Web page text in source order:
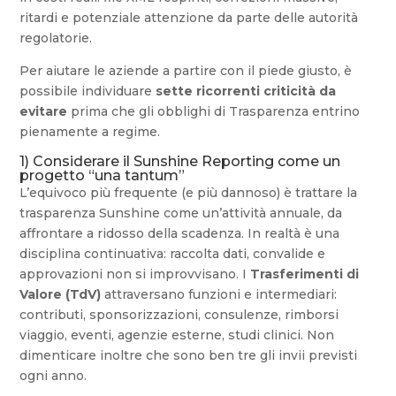
ritardi e potenziale attenzione da parte delle autorità
regolatorie.
Per aiutare le aziende a partire con il piede giusto, è
possibile individuare sette ricorrenti criticità da
evitare prima che gli obblighi di Trasparenza entrino
pienamente a regime.
1) Considerare il Sunshine Reporting come un
progetto “una tantum”
L’equivoco più frequente (e più dannoso) è trattare la
trasparenza Sunshine come un’attività annuale, da
affrontare a ridosso della scadenza. In realtà è una
disciplina continuativa: raccolta dati, convalide e
approvazioni non si improvvisano. I Trasferimenti di
Valore (TdV) attraversano funzioni e intermediari:
contributi, sponsorizzazioni, consulenze, rimborsi
viaggio, eventi, agenzie esterne, studi clinici. Non
dimenticare inoltre che sono ben tre gli invii previsti
ogni anno.